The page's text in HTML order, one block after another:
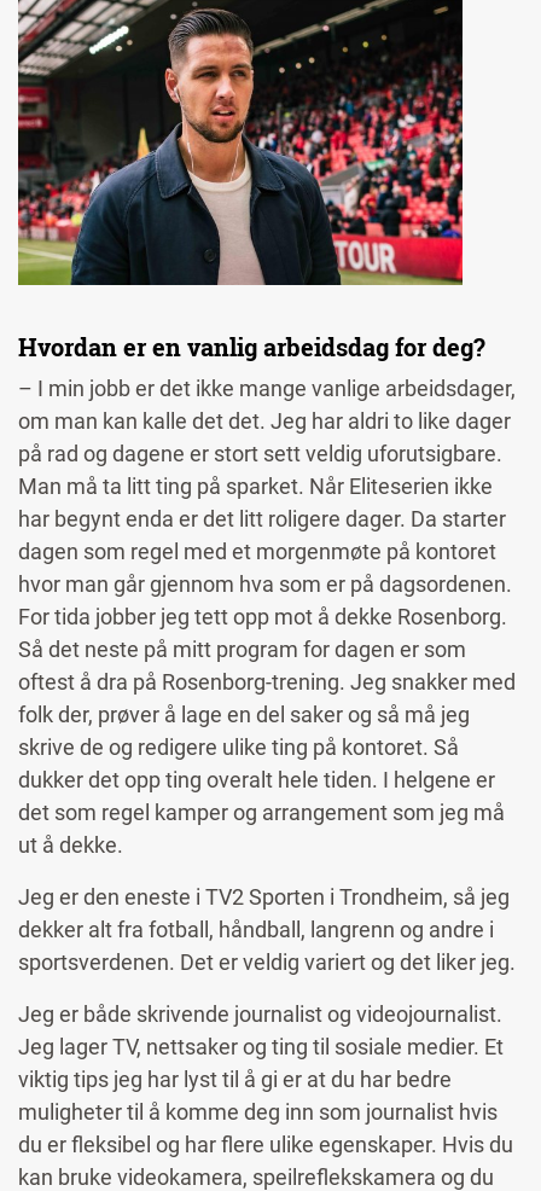
Image
Hvordan er en vanlig arbeidsdag for deg?
– I min jobb er det ikke mange vanlige arbeidsdager,
om man kan kalle det det. Jeg har aldri to like dager
på rad og dagene er stort sett veldig uforutsigbare.
Man må ta litt ting på sparket. Når Eliteserien ikke
har begynt enda er det litt roligere dager. Da starter
dagen som regel med et morgenmøte på kontoret
hvor man går gjennom hva som er på dagsordenen.
For tida jobber jeg tett opp mot å dekke Rosenborg.
Så det neste på mitt program for dagen er som
oftest å dra på Rosenborg-trening. Jeg snakker med
folk der, prøver å lage en del saker og så må jeg
skrive de og redigere ulike ting på kontoret. Så
dukker det opp ting overalt hele tiden. I helgene er
det som regel kamper og arrangement som jeg må
ut å dekke.
Jeg er den eneste i TV2 Sporten i Trondheim, så jeg
dekker alt fra fotball, håndball, langrenn og andre i
sportsverdenen. Det er veldig variert og det liker jeg.
Jeg er både skrivende journalist og videojournalist.
Jeg lager TV, nettsaker og ting til sosiale medier. Et
viktig tips jeg har lyst til å gi er at du har bedre
muligheter til å komme deg inn som journalist hvis
du er fleksibel og har flere ulike egenskaper. Hvis du
kan bruke videokamera, speilreflekskamera og du